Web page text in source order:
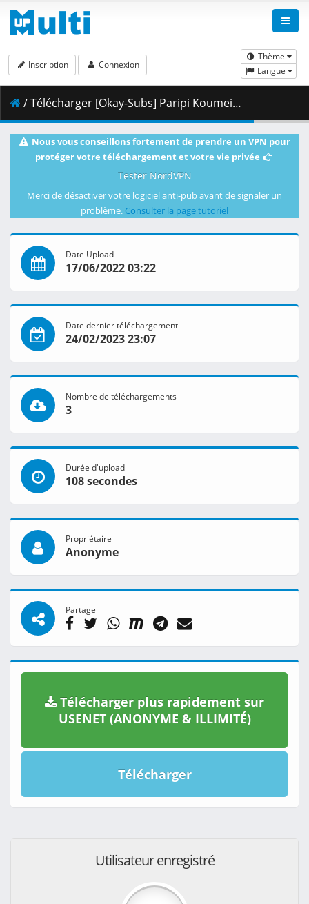
Thème
Langue
Inscription Connexion
/ Télécharger [Okay-Subs] Paripi Koumei - 09v2 [23339B8D].mkv.001 ( 311.95 MB )
Nous vous conseillons fortement de prendre un VPN pour
protéger votre téléchargement et votre vie privée
Tester NordVPN
Merci de désactiver votre logiciel anti-pub avant de signaler un
problème. Consulter la page tutoriel
Date Upload
17/06/2022 03:22
Date dernier téléchargement
24/02/2023 23:07
Nombre de téléchargements
3
Durée d'upload
108 secondes
Propriétaire
Anonyme
Partage
Télécharger plus rapidement sur
USENET (ANONYME & ILLIMITÉ)
Télécharger
Utilisateur enregistré